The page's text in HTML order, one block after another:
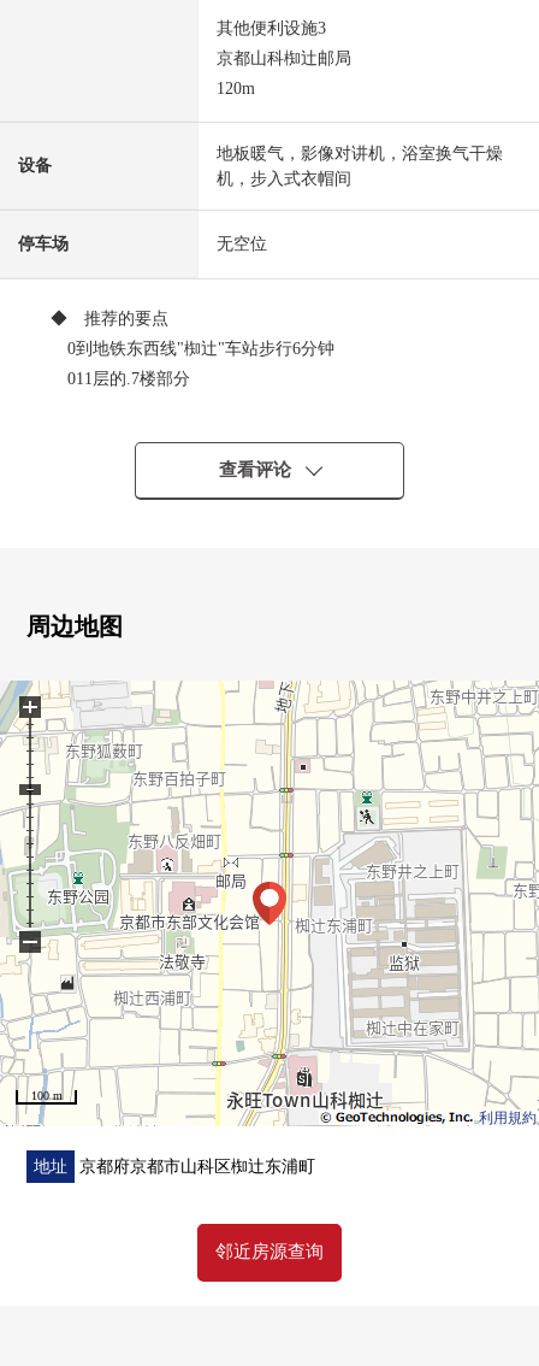
其他便利设施3
京都山科椥辻邮局
120m
设备
地板暖气，影像对讲机，浴室换气干燥
机，步入式衣帽间
停车场 无空位
◆ 推荐的要点
0到地铁东西线"椥辻"车站步行6分钟
011层的.7楼部分
0地板暖气(LDK部分)
0浴室烘干机
0防盗门
查看评论
周边地图
利用規約
100 m
+
−
地址 京都府京都市山科区椥辻东浦町
邻近房源查询